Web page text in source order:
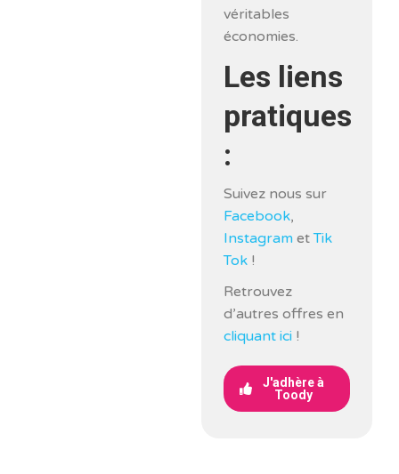
véritables
économies.
Les liens
pratiques
:
Suivez nous sur
Facebook,
Instagram etTik
Tok !
Retrouvez
d’autres offres en
cliquant ici !
J'adhère à
Toody